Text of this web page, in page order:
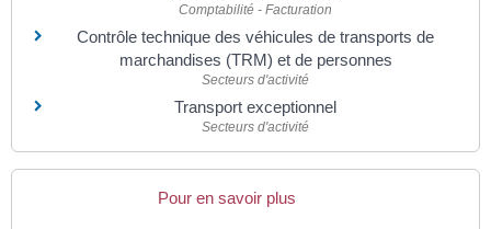
Comptabilité - Facturation
Contrôle technique des véhicules de transports de
marchandises (TRM) et de personnes
Secteurs d'activité
Transport exceptionnel
Secteurs d'activité
Pour en savoir plus